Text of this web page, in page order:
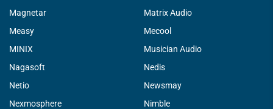
Magnetar
Matrix Audio
Measy
Mecool
MINIX
Musician Audio
Nagasoft
Nedis
Netio
Newsmay
Nexmosphere
Nimble